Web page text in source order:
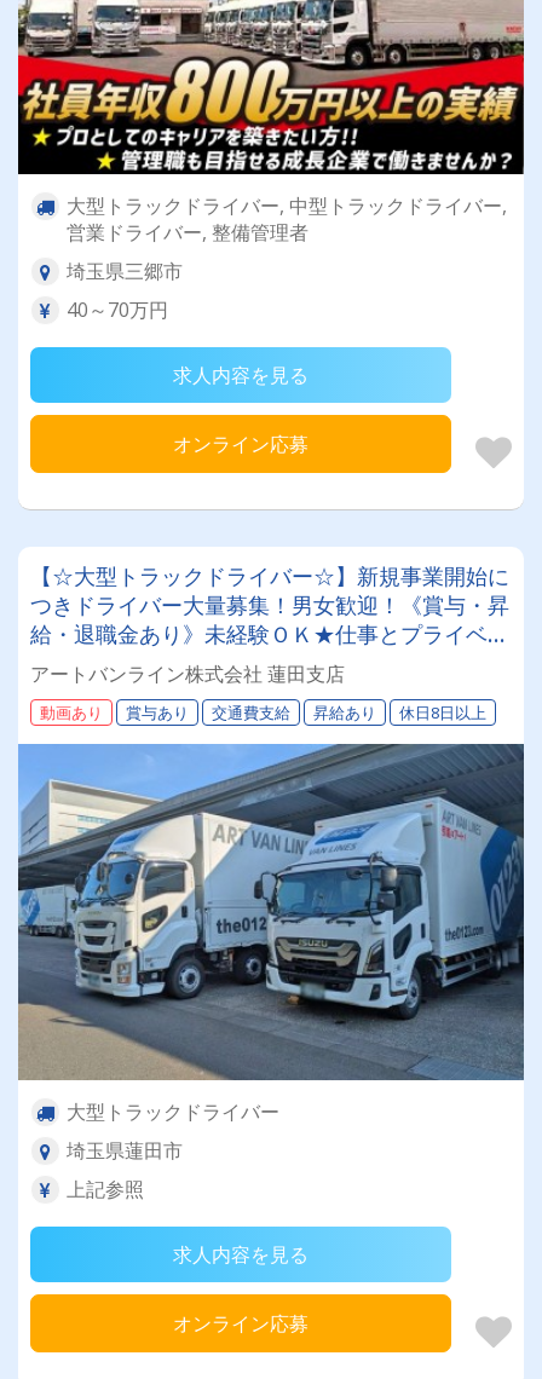
大型トラックドライバー, 中型トラックドライバー,
営業ドライバー, 整備管理者
埼玉県三郷市
40～70万円
求人内容を見る
オンライン応募
【☆大型トラックドライバー☆】新規事業開始に
つきドライバー大量募集！男女歓迎！《賞与・昇
給・退職金あり》未経験ＯＫ★仕事とプライベー
トの両立が叶う環境です♪【アート引越センター
グループ】【紹介者制度あり！】
アートバンライン株式会社 蓮田支店
動画あり 賞与あり 交通費支給 昇給あり 休日8日以上
大型トラックドライバー
埼玉県蓮田市
上記参照
求人内容を見る
オンライン応募